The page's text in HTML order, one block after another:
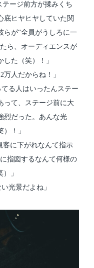
ージ前方が揉みくち
底ヒヤヒヤしていた関
らが“全員がうしろに一
ら、オーディエンスが
た（笑）！」
人だからね！」
る人はいったんステー
って、ステージ前に大
烈だった。あんな光
！」
に下がれなんて指示
指図するなんて何様の
」
光景だよね」